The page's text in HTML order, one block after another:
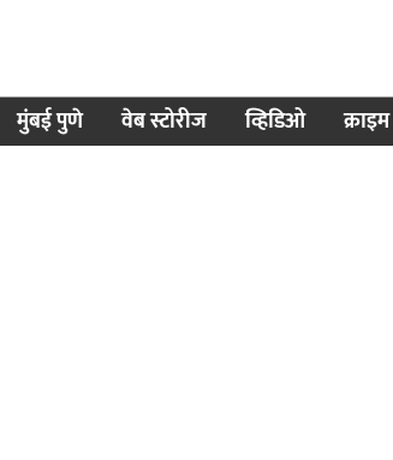
मुंबई पुणे वेब स्टोरीज व्हिडिओ क्राइम